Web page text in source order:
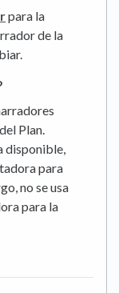
para la
de la
Plan.
disponible,
para
no se usa
para la